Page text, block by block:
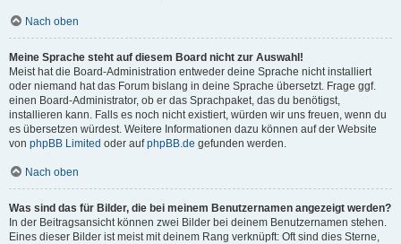
Nach oben
Meine Sprache steht auf diesem Board nicht zur Auswahl!
Meist hat die Board-Administration entweder deine Sprache nicht installiert
oder niemand hat das Forum bislang in deine Sprache übersetzt. Frage ggf.
einen Board-Administrator, ob er das Sprachpaket, das du benötigst,
installieren kann. Falls es noch nicht existiert, würden wir uns freuen, wenn du
es übersetzen würdest. Weitere Informationen dazu können auf der Website
von phpBB Limited oder aufphpBB.de gefunden werden.
Nach oben
Was sind das für Bilder, die bei meinem Benutzernamen angezeigt werden?
In der Beitragsansicht können zwei Bilder bei deinem Benutzernamen stehen.
Eines dieser Bilder ist meist mit deinem Rang verknüpft: Oft sind dies Sterne,